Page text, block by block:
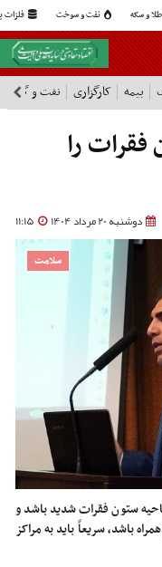
و سکه نفت و سوخت فلزات
بیمه کارگزاری نفت و گاز
را
دوشنبه 20 مرداد 1404 11:15
سلامت
ستون فقرات شدید باشد و
باشد، سریعاً باید به مراکز